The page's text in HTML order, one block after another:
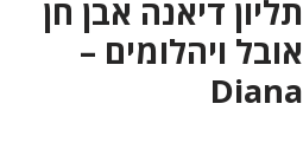
תליון דיאנה אבן חן
אובל ויהלומים –
Diana